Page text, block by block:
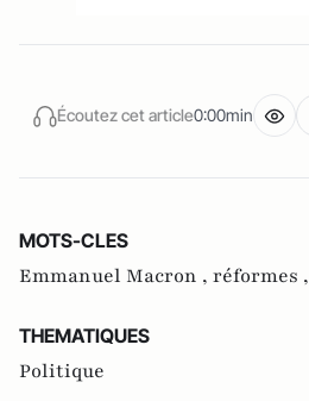
Écoutez cet article0:00min
MOTS-CLES
Emmanuel Macron , réformes ,
THEMATIQUES
Politique